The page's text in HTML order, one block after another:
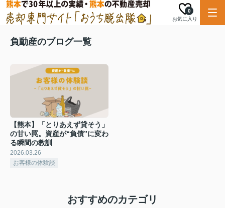
お気に入り
0
負動産のブログ一覧
【熊本】「とりあえず貸そう」
の甘い罠。資産が“負債”に変わ
る瞬間の教訓
2026.03.26
お客様の体験談
おすすめのカテゴリ